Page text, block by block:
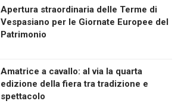
Apertura straordinaria delle Terme di
Vespasiano per le Giornate Europee del
Patrimonio
Amatrice a cavallo: al via la quarta
edizione della fiera tra tradizione e
spettacolo